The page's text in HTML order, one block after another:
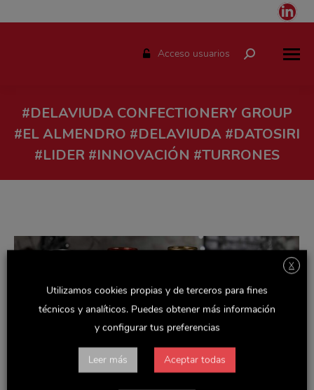
Acceso usuarios Buscar:
#DELAVIUDA CONFECTIONERY GROUP
#EL ALMENDRO #DELAVIUDA #DATOSIRI
#LIDER #INNOVACIÓN #TURRONES
X
Utilizamos cookies propias y de terceros para fines
técnicos y analíticos. Puedes obtener más información
y configurar tus preferencias
Leer más Aceptar todas